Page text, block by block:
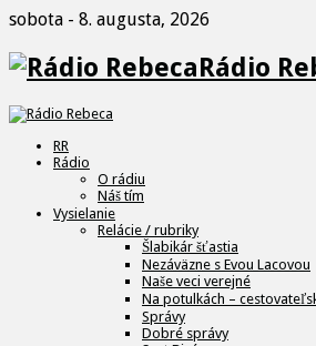
sobota - 8. augusta, 2026
Rádio
RR
Rádio
O rádiu
Náš tím
Vysielanie
Relácie / rubriky
Šlabikár šťastia
Nezáväzne s Evou Lacovou
Naše veci verejné
Na potulkách –
Správy
Dobré správy